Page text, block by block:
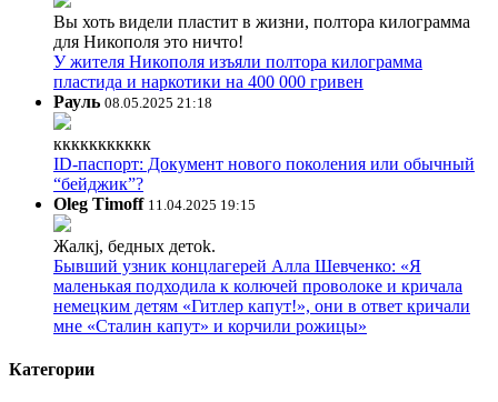
Вы хоть видели пластит в жизни, полтора килограмма
для Никополя это ничто!
У жителя Никополя изъяли полтора килограмма
пластида и наркотики на 400 000 гривен
Рауль 08.05.2025 21:18
ккккккккккк
ID-паспорт: Документ нового поколения или обычный
“бейджик”?
Oleg Timoff 11.04.2025 19:15
Жалкj, бедных детok.
Бывший узник концлагерей Алла Шевченко: «Я
маленькая подходила к колючей проволоке и кричала
немецким детям «Гитлер капут!», они в ответ кричали
мне «Сталин капут» и корчили рожицы»
Категории